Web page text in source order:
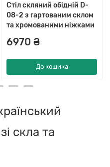
Стіл скляний обідній D-
08-2 з гартованим склом
та хромованими ніжками
6970 ₴
До кошика
скла та